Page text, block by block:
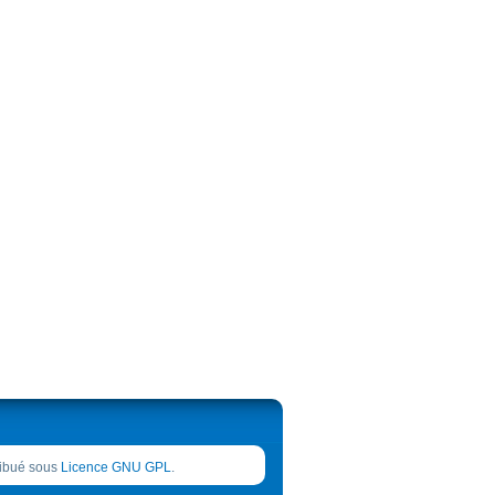
sous Licence GNU GPL.